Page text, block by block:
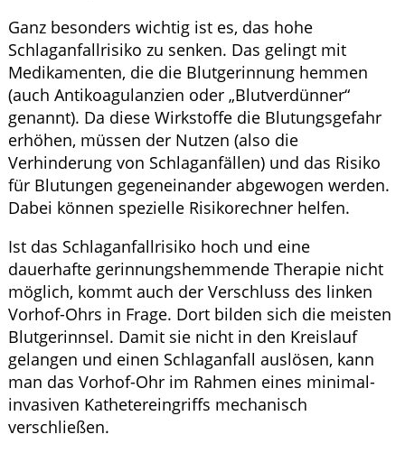
Ganz besonders wichtig ist es, das hohe
Schlaganfallrisiko zu senken. Das gelingt mit
Medikamenten, die die Blutgerinnung hemmen
(auch Antikoagulanzien oder „Blutverdünner“
genannt). Da diese Wirkstoffe die Blutungsgefahr
erhöhen, müssen der Nutzen (also die
Verhinderung von Schlaganfällen) und das Risiko
für Blutungen gegeneinander abgewogen werden.
Dabei können spezielle Risikorechner helfen.
Ist das Schlaganfallrisiko hoch und eine
dauerhafte gerinnungshemmende Therapie nicht
möglich, kommt auch der Verschluss des linken
Vorhof-Ohrs in Frage. Dort bilden sich die meisten
Blutgerinnsel. Damit sie nicht in den Kreislauf
gelangen und einen Schlaganfall auslösen, kann
man das Vorhof-Ohr im Rahmen eines minimal-
invasiven Kathetereingriffs mechanisch
verschließen.